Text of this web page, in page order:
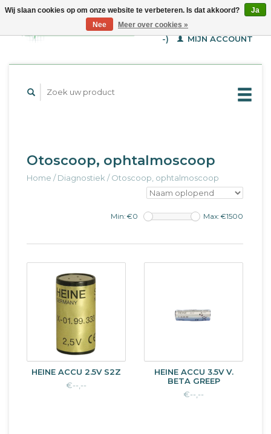
WINKELWAGEN (€--,-
-)
MIJN ACCOUNT
Otoscoop, ophtalmoscoop
Home /Diagnostiek /Otoscoop, ophtalmoscoop
Min: €0 Max: €1500
HEINE ACCU 2.5V S2Z
€--,--
HEINE ACCU 3.5V V.
BETA GREEP
€--,--
Wij slaan cookies op om onze website te verbeteren. Is dat akkoord?
Ja
Nee
Meer over cookies »